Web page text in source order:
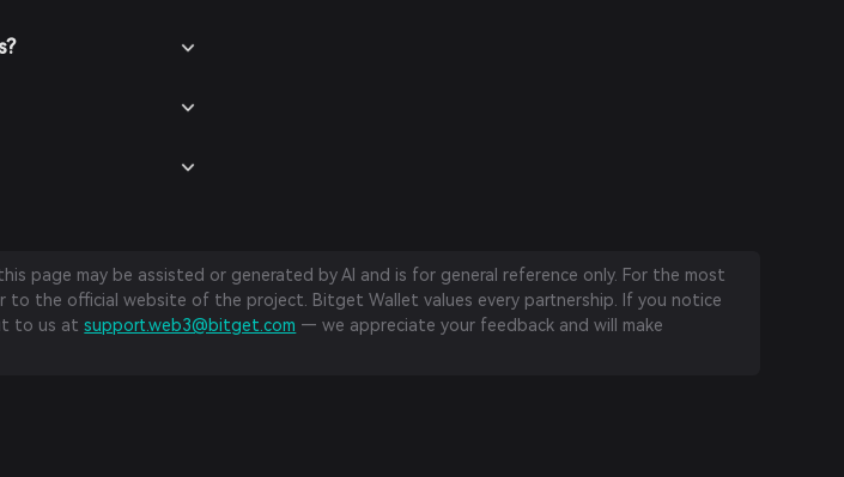
page may be assisted or generated by AI and is for general reference only. For the most
to the official website of the project. Bitget Wallet values every partnership. If you notice
to us atsupport.web3@bitget.com — we appreciate your feedback and will make